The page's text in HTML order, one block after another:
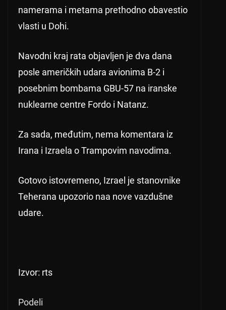
namerama i metama prethodno obavestio
vlasti u Dohi.
Navodni kraj rata objavljen je dva dana
posle američkih udara avionima B-2 i
posebnim bombama GBU-57 na iranske
nuklearne centre Fordo i Natanz.
Za sada, međutim, nema komentara iz
Irana i Izraela o Trampovim navodima.
Gotovo istovremeno, Izrael je stanovnike
Teherana upozorio naa nove vazdušne
udare.
Izvor: rts
Podeli